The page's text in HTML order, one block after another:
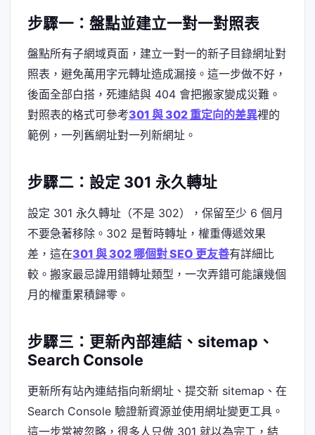
步驟一：盤點並建立一對一對照表
盤點所有子網域頁面，建立一對一的新子目錄網址對
照表，避免萬用字元轉址造成漏接。這一步做不好，
後面全部白搭，死連結與 404 會把搬家變成災難。
對照表的格式可參考301 與 302 重定向的差異裡的
範例，一列舊網址對一列新網址。
步驟二：設定 301 永久轉址
設定 301 永久轉址（不是 302），保留至少 6 個月
不要急著移除。302 是暫時轉址，權重傳遞效果
差，這在301 與 302 哪個對 SEO 更友善有詳細比
較。搬家最忌諱用錯轉址類型，一次弄錯可能讓幾個
月的權重累積歸零。
步驟三：更新內部連結、sitemap、
Search Console
更新所有站內連結指向新網址、提交新 sitemap、在
Search Console 驗證新資源並使用網址變更工具。
這一步常被忽略，很多人只做 301 就以為完工，結